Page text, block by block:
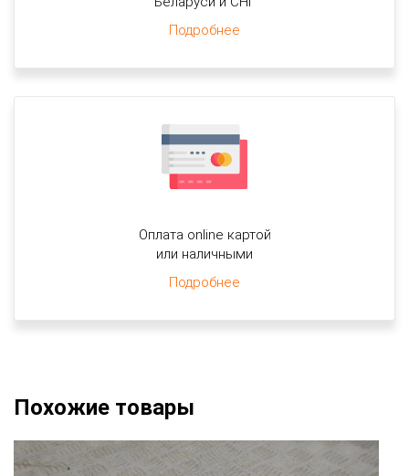
Подробнее
Оплата online картой
или наличными
Подробнее
Похожие товары